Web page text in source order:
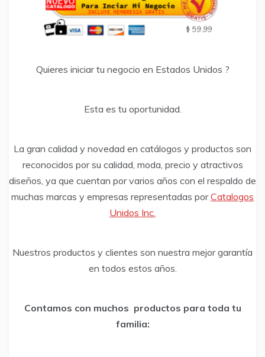
Quieres iniciar tu negocio en Estados Unidos ?
Esta es tu oportunidad.
La gran calidad y novedad en catálogos y productos son
reconocidos por su calidad, moda, precio y atractivos
diseños, ya que cuentan por varios años con el respaldo de
muchas marcas y empresas representadas porCatalogos
Unidos Inc.
Nuestros productos y clientes son nuestra mejor garantía
en todos estos años.
Contamos con muchos productos para toda tu
familia: